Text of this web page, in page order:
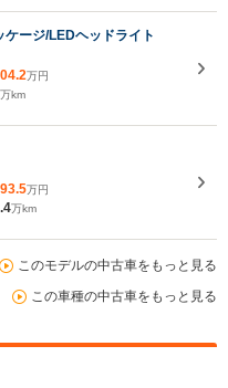
ージ/LEDヘッドライト
万円
万km
万円
万km
このモデルの中古車をもっと見る
この車種の中古車をもっと見る